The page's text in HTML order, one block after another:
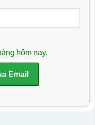
hôm nay.
Email